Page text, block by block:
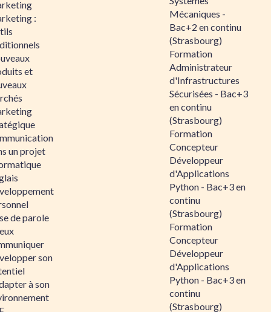
:
et
un projet
de parole
son
à son
Mécaniques -
Bac+2 en continu
(Strasbourg)
Formation
Administrateur
d'Infrastructures
Sécurisées - Bac+3
en continu
(Strasbourg)
Formation
Concepteur
Développeur
d'Applications
Python - Bac+3 en
continu
(Strasbourg)
Formation
Concepteur
Développeur
d'Applications
Python - Bac+3 en
continu
(Strasbourg)